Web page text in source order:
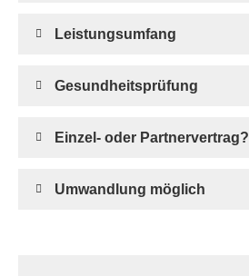
Leistungsumfang
Gesundheitsprüfung
Einzel- oder Partnervertrag?
Umwandlung möglich